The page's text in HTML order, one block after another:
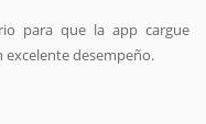
para que la app cargue
desempeño.